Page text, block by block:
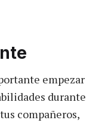
empezar
durante
compañeros,